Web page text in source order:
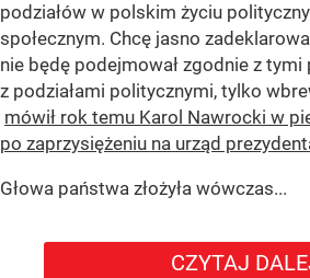
podziałów w polskim życiu
społecznym. Chcę jasno
nie będę podejmował zgodnie z tymi
z podziałami politycznymi, tylko
mówił rok temu Karol Nawrocki w
po zaprzysiężeniu na urząd
Głowa państwa złożyła wówczas...
CZYTAJ